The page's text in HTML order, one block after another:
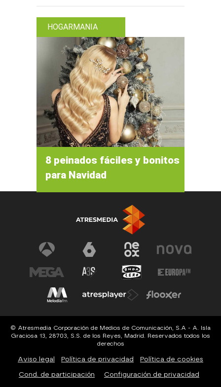
HOGARMANIA
8 peinados fáciles y bonitos
para Navidad
© Atresmedia Corporación de Medios de Comunicación, S.A - A. Isla
Graciosa 13, 28703, S.S. de los Reyes, Madrid. Reservados todos los
derechos
Aviso legal Política de privacidad Política de cookies
Cond. de participación Configuración de privacidad